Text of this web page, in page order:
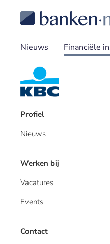
Nieuws Financiële
Profiel
Nieuws
Werken bij
Vacatures
Events
Contact